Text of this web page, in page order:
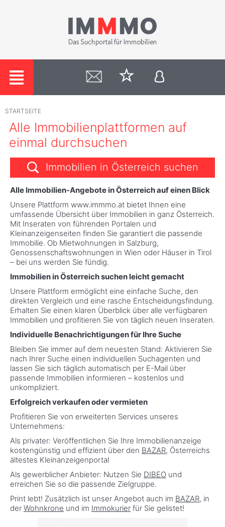
STARTSEITE
Alle Immobilienplattformen auf
einmal durchsuchen
Immobilien in Österreich suchen
Alle Immobilien-Angebote in Österreich auf einen Blick
Unsere Plattform www.immmo.at bietet Ihnen eine
umfassende Übersicht über Immobilien in ganz Österreich.
Mit Inseraten von führenden Portalen und
Kleinanzeigenseiten finden Sie garantiert die passende
Immobilie. Ob Mietwohnungen in Salzburg,
Genossenschaftswohnungen in Wien oder Häuser in Tirol
– bei uns werden Sie fündig.
Immobilien in Österreich suchen leicht gemacht
Unsere Plattform ermöglicht eine einfache Suche, den
direkten Vergleich und eine rasche Entscheidungsfindung.
Erhalten Sie einen klaren Überblick über alle verfügbaren
Immobilien und profitieren Sie von täglich neuen Inseraten.
Individuelle Benachrichtigungen für Ihre Suche
Bleiben Sie immer auf dem neuesten Stand: Aktivieren Sie
nach Ihrer Suche einen individuellen Suchagenten und
lassen Sie sich täglich automatisch per E-Mail über
passende Immobilien informieren – kostenlos und
unkompliziert.
Erfolgreich verkaufen oder vermieten
Profitieren Sie von erweiterten Services unseres
Unternehmens:
Als privater: Veröffentlichen Sie Ihre Immobilienanzeige
kostengünstig und effizient über den BAZAR, Österreichs
ältestes Kleinanzeigenportal
Als gewerblicher Anbieter: Nutzen Sie DIBEO und
erreichen Sie so die passende Zielgruppe.
Print lebt! Zusätzlich ist unser Angebot auch im BAZAR, in
der Wohnkrone und im Immokurier für Sie gelistet!